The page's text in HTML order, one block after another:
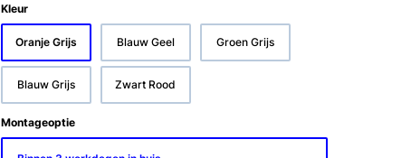
Kleur
Oranje Grijs Blauw Geel Groen Grijs
Blauw Grijs Zwart Rood
Montageoptie